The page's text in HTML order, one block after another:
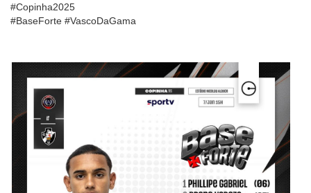
#Copinha2025
#BaseForte #VascoDaGama